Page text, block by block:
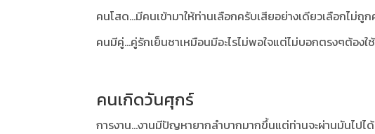
คนโสด...มีคนเข้ามาให้ท่านเลือกครับเสียอย่างเดียวเลือกไม่ถู
คนมีคู่...คู่รักเย็นชาเหมือนมีอะไรไม่พอใจแต่ไม่บอกตรงๆต้องใ
คนเกิดวันศุกร์
การงาน...งานมีปัญหายากลำบากมากขึ้นแต่ท่านจะผ่านมันไป